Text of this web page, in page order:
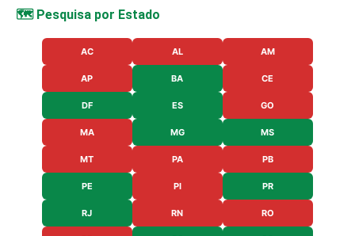
🗺️ Pesquisa por Estado
AC AL AM
AP BA CE
DF ES GO
MA MG MS
MT PA PB
PE PI PR
RJ RN RO